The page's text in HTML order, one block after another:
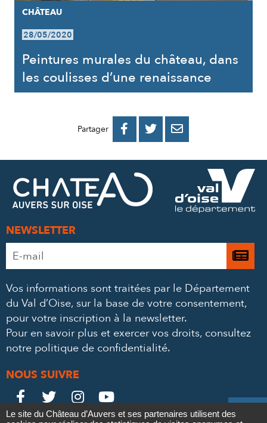
CHÂTEAU
28/05/2020
Peintures murales du château, dans
les coulisses d’une renaissance
Partager 
PARTAGER
FACEBOOK
PARTAGER
PARTAGER
MAIL
NEWSLETTER
Adresse
e-
*
Je
à
Vos informations sont traitées par le Département
du Val d’Oise, sur la base de votre consentement,
pour votre inscription à la newsletter.
Pour en savoir plus et exercer vos droits, consultez
notre politique de confidentialité.
NOUS SUIVRE
Le

Le

Le

Le

Le site du Château d’Auvers et ses partenaires utilisent des